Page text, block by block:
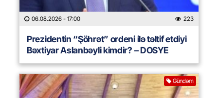
06.08.2026 - 17:00 223
Prezidentin “Şöhrət” ordeni ilə təltif etdiyi
Bəxtiyar Aslanbəyli kimdir? – DOSYE
Gündəm